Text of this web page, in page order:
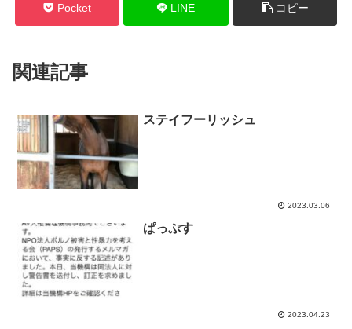
Pocket LINE コピー
関連記事
ステイフーリッシュ
2023.03.06
ぱっぷす
2023.04.23